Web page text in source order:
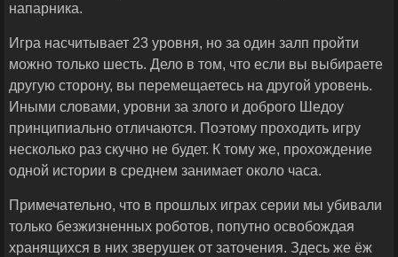
напарника.
Игра насчитывает 23 уровня, но за один залп пройти
можно только шесть. Дело в том, что если вы выбираете
другую сторону, вы перемещаетесь на другой уровень.
Иными словами, уровни за злого и доброго Шедоу
принципиально отличаются. Поэтому проходить игру
несколько раз скучно не будет. К тому же, прохождение
одной истории в среднем занимает около часа.
Примечательно, что в прошлых играх серии мы убивали
только безжизненных роботов, попутно освобождая
хранящихся в них зверушек от заточения. Здесь же ёж